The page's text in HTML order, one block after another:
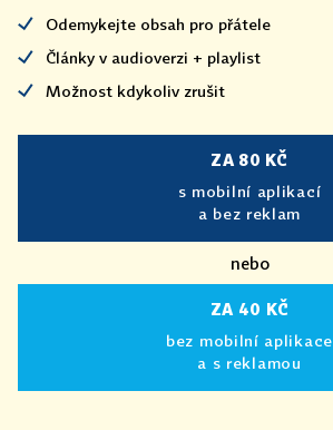
Odemykejte obsah pro přátele
Články v audioverzi + playlist
Možnost kdykoliv zrušit
ZA 80 KČ
s mobilní aplikací
a bez reklam
nebo
ZA 40 KČ
bez mobilní aplikace
a s reklamou